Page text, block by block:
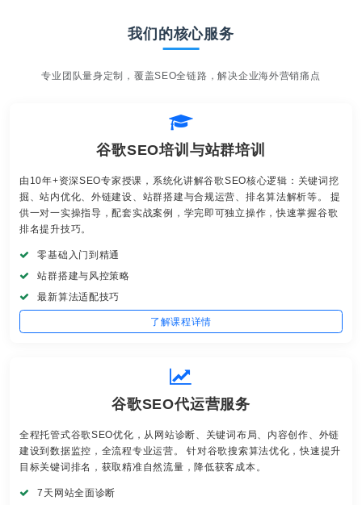
我们的核心服务
专业团队量身定制，覆盖SEO全链路，解决企业海外营销痛点
谷歌SEO培训与站群培训
由10年+资深SEO专家授课，系统化讲解谷歌SEO核心逻辑：关键词挖
掘、站内优化、外链建设、站群搭建与合规运营、排名算法解析等。 提
供一对一实操指导，配套实战案例，学完即可独立操作，快速掌握谷歌
排名提升技巧。
零基础入门到精通
站群搭建与风控策略
最新算法适配技巧
了解课程详情
谷歌SEO代运营服务
全程托管式谷歌SEO优化，从网站诊断、关键词布局、内容创作、外链
建设到数据监控，全流程专业运营。 针对谷歌搜索算法优化，快速提升
目标关键词排名，获取精准自然流量，降低获客成本。
7天网站全面诊断